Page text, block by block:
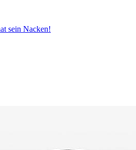
sein Nacken!